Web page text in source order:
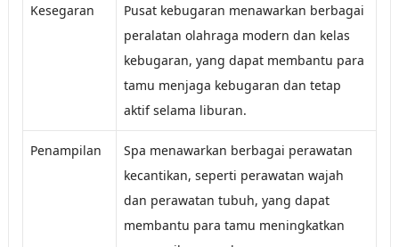
Kesegaran
Pusat kebugaran menawarkan berbagai
peralatan olahraga modern dan kelas
kebugaran, yang dapat membantu para
tamu menjaga kebugaran dan tetap
aktif selama liburan.
Penampilan
Spa menawarkan berbagai perawatan
kecantikan, seperti perawatan wajah
dan perawatan tubuh, yang dapat
membantu para tamu meningkatkan